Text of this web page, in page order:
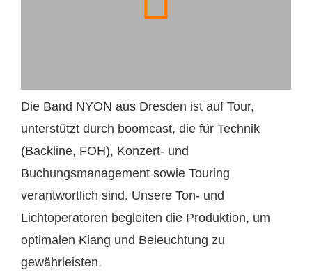
Die Band NYON aus Dresden ist auf Tour,
unterstützt durch boomcast, die für Technik
(Backline, FOH), Konzert- und
Buchungsmanagement sowie Touring
verantwortlich sind. Unsere Ton- und
Lichtoperatoren begleiten die Produktion, um
optimalen Klang und Beleuchtung zu
gewährleisten.